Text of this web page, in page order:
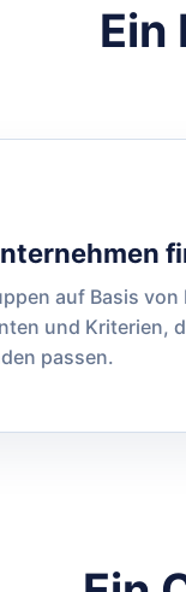
Ein
auf Basis von
und Kriterien,
passen.